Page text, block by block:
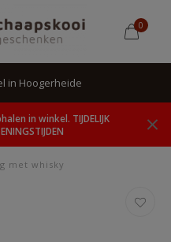
0
in Hoogerheide
in winkel. TIJDELIJK
met whisky